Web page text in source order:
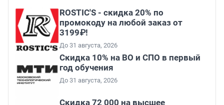
ROSTIC'S - скидка 20% по
промокоду на любой заказ от
3199₽!
До 31 августа, 2026
Скидка 10% на ВО и СПО в первый
год обучения
До 31 августа, 2026
Скидка 72 000 на высшее